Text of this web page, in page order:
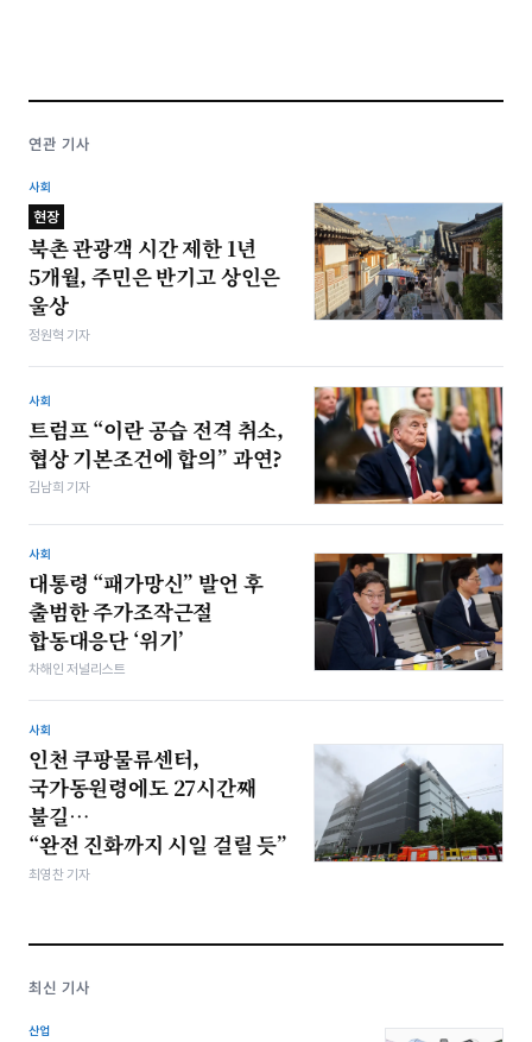
연관 기사
사회
현장
북촌 관광객 시간 제한 1년
5개월, 주민은 반기고 상인은
울상
정원혁 기자
사회
트럼프 “이란 공습 전격 취소,
협상 기본조건에 합의” 과연?
김남희 기자
사회
대통령 “패가망신” 발언 후
출범한 주가조작근절
합동대응단 ‘위기’
차해인 저널리스트
사회
인천 쿠팡물류센터,
국가동원령에도 27시간째
불길…
“완전 진화까지 시일 걸릴 듯”
최영찬 기자
최신 기사
산업